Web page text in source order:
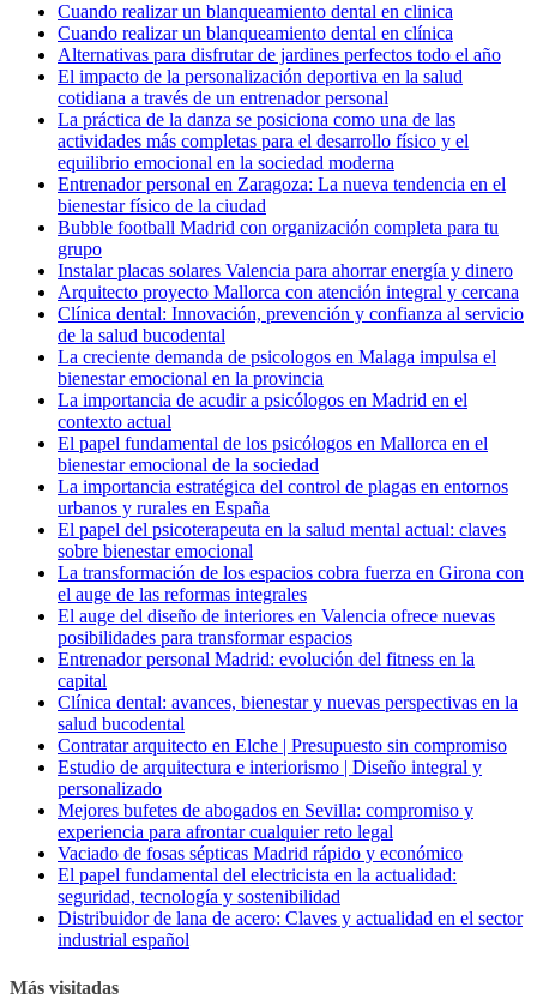
Cuando realizar un blanqueamiento dental en clinica
Cuando realizar un blanqueamiento dental en clínica
Alternativas para disfrutar de jardines perfectos todo el año
El impacto de la personalización deportiva en la salud
cotidiana a través de un entrenador personal
La práctica de la danza se posiciona como una de las
actividades más completas para el desarrollo físico y el
equilibrio emocional en la sociedad moderna
Entrenador personal en Zaragoza: La nueva tendencia en el
bienestar físico de la ciudad
Bubble football Madrid con organización completa para tu
grupo
Instalar placas solares Valencia para ahorrar energía y dinero
Arquitecto proyecto Mallorca con atención integral y cercana
Clínica dental: Innovación, prevención y confianza al servicio
de la salud bucodental
La creciente demanda de psicologos en Malaga impulsa el
bienestar emocional en la provincia
La importancia de acudir a psicólogos en Madrid en el
contexto actual
El papel fundamental de los psicólogos en Mallorca en el
bienestar emocional de la sociedad
La importancia estratégica del control de plagas en entornos
urbanos y rurales en España
El papel del psicoterapeuta en la salud mental actual: claves
sobre bienestar emocional
La transformación de los espacios cobra fuerza en Girona con
el auge de las reformas integrales
El auge del diseño de interiores en Valencia ofrece nuevas
posibilidades para transformar espacios
Entrenador personal Madrid: evolución del fitness en la
capital
Clínica dental: avances, bienestar y nuevas perspectivas en la
salud bucodental
Contratar arquitecto en Elche | Presupuesto sin compromiso
Estudio de arquitectura e interiorismo | Diseño integral y
personalizado
Mejores bufetes de abogados en Sevilla: compromiso y
experiencia para afrontar cualquier reto legal
Vaciado de fosas sépticas Madrid rápido y económico
El papel fundamental del electricista en la actualidad:
seguridad, tecnología y sostenibilidad
Distribuidor de lana de acero: Claves y actualidad en el sector
industrial español
Más visitadas